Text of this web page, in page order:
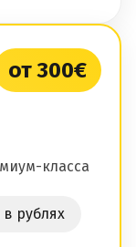
от 300€
класса
рублях